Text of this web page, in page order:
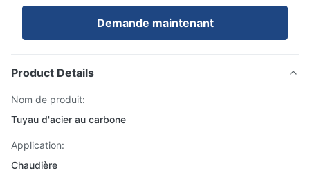
Demande maintenant
Product Details
Nom de produit:
Tuyau d'acier au carbone
Application:
Chaudière